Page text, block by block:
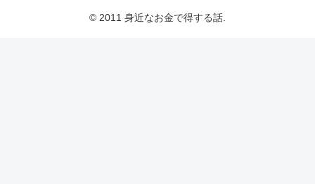
© 2011 身近なお金で得する話.